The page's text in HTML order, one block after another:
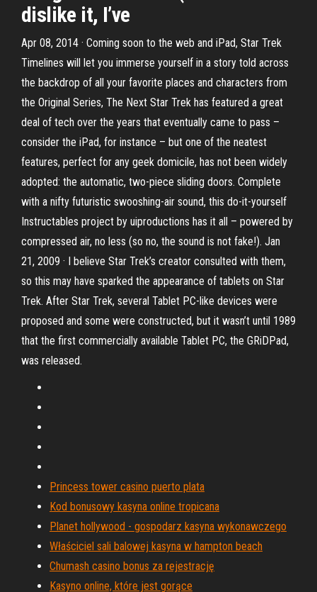
dislike it, I’ve
Apr 08, 2014 · Coming soon to the web and iPad, Star Trek
Timelines will let you immerse yourself in a story told across
the backdrop of all your favorite places and characters from
the Original Series, The Next Star Trek has featured a great
deal of tech over the years that eventually came to pass –
consider the iPad, for instance – but one of the neatest
features, perfect for any geek domicile, has not been widely
adopted: the automatic, two-piece sliding doors. Complete
with a nifty futuristic swooshing-air sound, this do-it-yourself
Instructables project by uiproductions has it all – powered by
compressed air, no less (so no, the sound is not fake!). Jan
21, 2009 · I believe Star Trek’s creator consulted with them,
so this may have sparked the appearance of tablets on Star
Trek. After Star Trek, several Tablet PC-like devices were
proposed and some were constructed, but it wasn’t until 1989
that the first commercially available Tablet PC, the GRiDPad,
was released.
Princess tower casino puerto plata
Kod bonusowy kasyna online tropicana
Planet hollywood - gospodarz kasyna wykonawczego
Właściciel sali balowej kasyna w hampton beach
Chumash casino bonus za rejestrację
Kasyno online, które jest gorące